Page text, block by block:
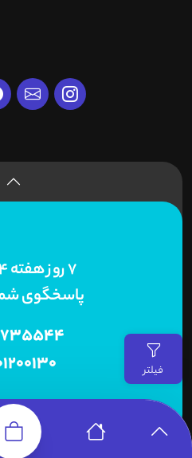
فیلتر
7 روز هفته 24 ساعته
پاسخگوی